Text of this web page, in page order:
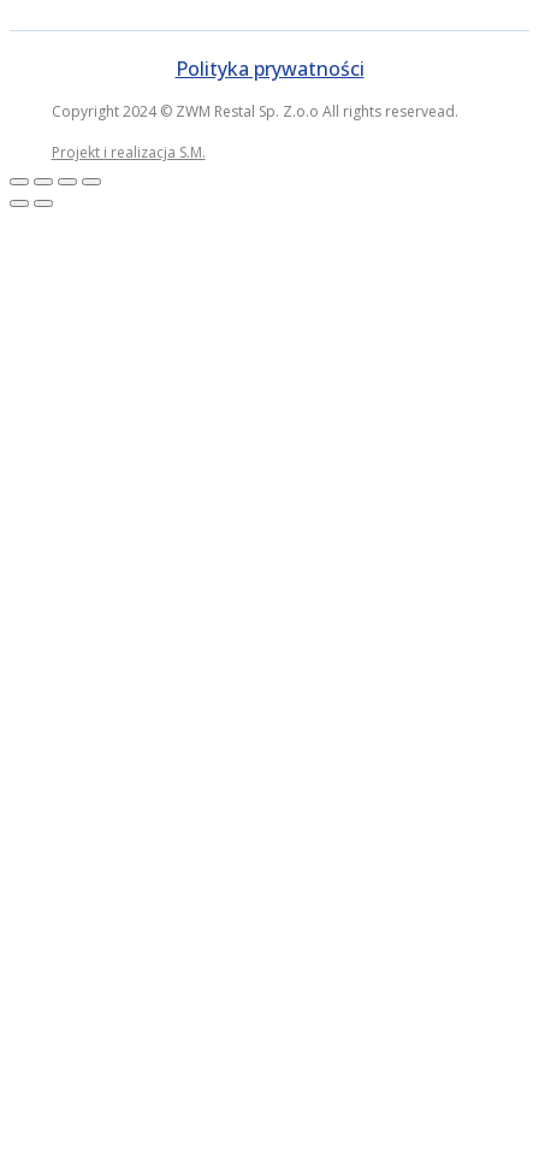
Polityka prywatności
Copyright 2024 © ZWM Restal Sp. Z.o.o All rights reservead.
Projekt i realizacja S.M.